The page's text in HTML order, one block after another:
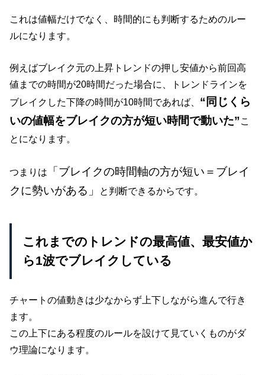
これは値幅だけでなく、時間的にも判断するためのルー
ルになります。
例えばブレイク元の上昇トレンドの押し安値から前回高
値までの時間が20時間だった場合に、トレンドラインを
ブレイクした下降の時間が10時間であれば、 “同じくら
いの値幅をブレイクの方が短い時間で動いた”こ
とになります。
つまりは
「ブレイクの時間軸の方が短い＝ブレイ
クに勢いがある」
と判断できるからです。
これまでのトレンドの最高値、最安値か
ら1波でブレイクしている
チャートの値動きは少なからず上下しながら進んで行き
ます。
この上下にある程度のルールを設けて見ていくものがダ
ウ理論になります。